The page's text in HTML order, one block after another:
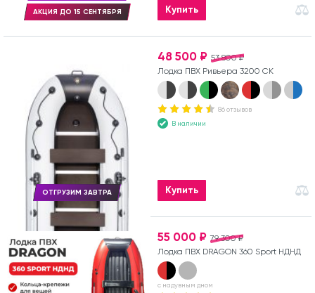
АКЦИЯ ДО 15 СЕНТЯБРЯ Купить
ОТГРУЗИМ ЗАВТРА
53 800 ₽
48 500 ₽
Лодка ПВХ Ривьера 3200 СК
86 отзывов
В наличии
Купить
79 300 ₽
55 000 ₽
Лодка ПВХ DRAGON 360 Sport НДНД
с надувным дном